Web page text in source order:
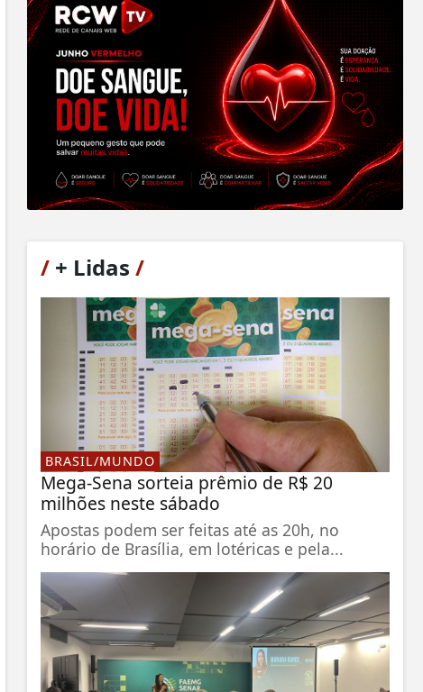
/+ Lidas /
BRASIL/MUNDO
Mega-Sena sorteia prêmio de R$ 20
milhões neste sábado
Apostas podem ser feitas até as 20h, no
horário de Brasília, em lotéricas e pela...